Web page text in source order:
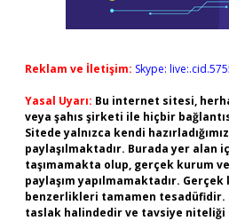
Reklam ve İletişim: Skype:
Yasal Uyarı: Bu internet sitesi,
veya şahıs şirketi ile hiçbir
Sitede yalnızca kendi
paylaşılmaktadır. Burada yer alan
taşımamakta olup, gerçek kurum
paylaşım yapılmamaktadır.
benzerlikleri tamamen
taslak halindedir ve tavsiye niteliği